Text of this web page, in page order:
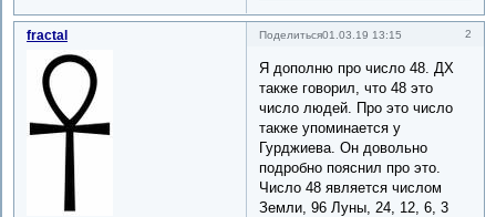
Поделиться 2
01.03.19 13:15
fractal
Я дополню про число 48. ДХ
также говорил, что 48 это
число людей. Про это число
также упоминается у
Гурджиева. Он довольно
подробно пояснил про это.
Число 48 является числом
Земли, 96 Луны, 24, 12, 6, 3